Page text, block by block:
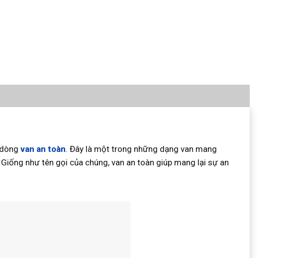
van an toàn. Đây là một trong những dạng van mang
như tên gọi của chúng, van an toàn giúp mang lại sự an